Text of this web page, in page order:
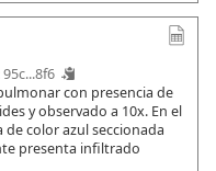
95c...8f6
con presencia de
y observado a 10x. En el
color azul seccionada
presenta infiltrado